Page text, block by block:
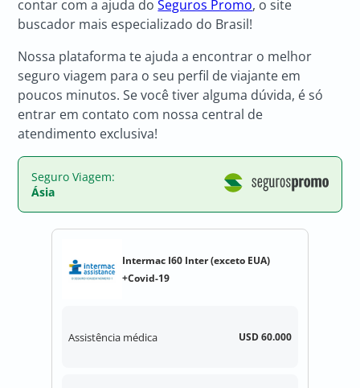
contar com a ajuda doSeguros Promo, o site
buscador mais especializado do Brasil!
Nossa plataforma te ajuda a encontrar o melhor
seguro viagem para o seu perfil de viajante em
poucos minutos. Se você tiver alguma dúvida, é só
entrar em contato com nossa central de
atendimento exclusiva!
Seguro Viagem:
Ásia
Intermac I60 Inter (exceto EUA)
+Covid-19
Assistência médica USD 60.000